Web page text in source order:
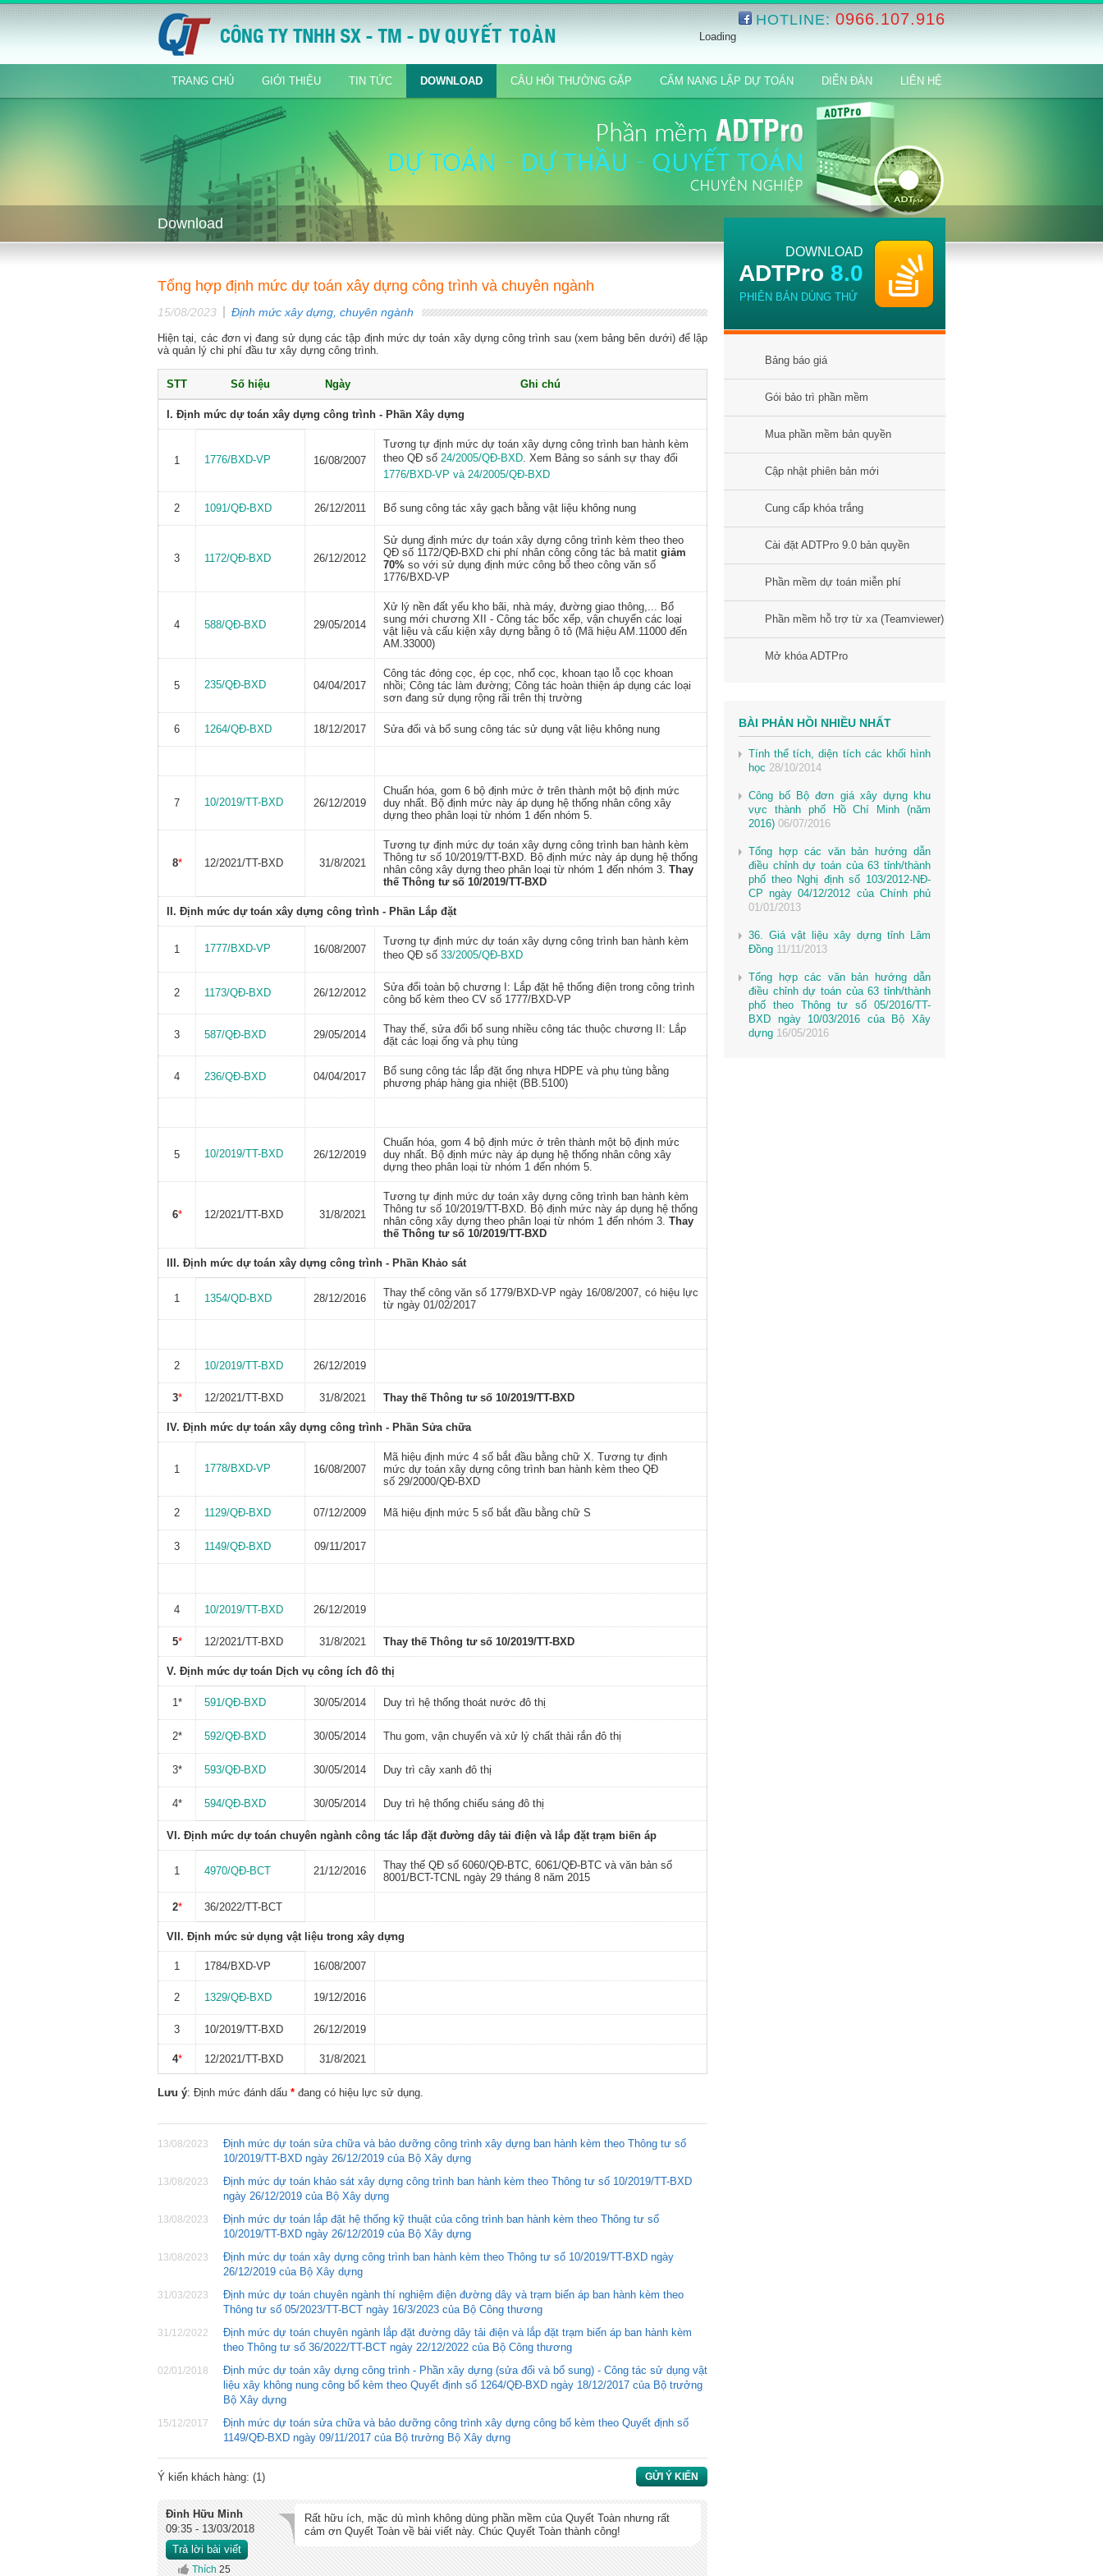
HOTLINE:0966.107.916
Loading
TRANG CHỦ GIỚI THIỆU TIN TỨC DOWNLOAD CÂU HỎI THƯỜNG GẶP CẨM NANG LẬP DỰ TOÁN DIỄN ĐÀN LIÊN HỆ
Download
Tổng hợp định mức dự toán xây dựng công trình và chuyên ngành
15/08/2023 Định mức xây dựng, chuyên ngành
Hiện tại, các đơn vị đang sử dụng các tập định mức dự toán xây dựng công trình sau (xem bảng bên dưới) để lập
và quản lý chi phí đầu tư xây dựng công trình.
STT Số hiệu Ngày Ghi chú
I. Định mức dự toán xây dựng công trình - Phần Xây dựng
1 1776/BXD-VP 16/08/2007
Tương tự định mức dự toán xây dựng công trình ban hành kèm
theo QĐ số 24/2005/QĐ-BXD. Xem Bảng so sánh sự thay đổi
1776/BXD-VP và 24/2005/QĐ-BXD
2 1091/QĐ-BXD 26/12/2011 Bổ sung công tác xây gạch bằng vật liệu không nung
3 1172/QĐ-BXD 26/12/2012
Sử dụng định mức dự toán xây dựng công trình kèm theo theo
QĐ số 1172/QĐ-BXD chi phí nhân công công tác bả matit giảm
70% so với sử dụng định mức công bố theo công văn số
1776/BXD-VP
4 588/QĐ-BXD 29/05/2014
Xử lý nền đất yếu kho bãi, nhà máy, đường giao thông,... Bổ
sung mới chương XII - Công tác bốc xếp, vận chuyển các loại
vật liệu và cấu kiện xây dựng bằng ô tô (Mã hiệu AM.11000 đến
AM.33000)
5 235/QĐ-BXD 04/04/2017
Công tác đóng cọc, ép cọc, nhổ cọc, khoan tạo lỗ cọc khoan
nhồi; Công tác làm đường; Công tác hoàn thiện áp dụng các loại
sơn đang sử dụng rộng rãi trên thị trường
6 1264/QĐ-BXD 18/12/2017 Sửa đổi và bổ sung công tác sử dụng vật liệu không nung
7 10/2019/TT-BXD 26/12/2019
Chuẩn hóa, gom 6 bộ định mức ở trên thành một bộ định mức
duy nhất. Bộ định mức này áp dụng hệ thống nhân công xây
dựng theo phân loại từ nhóm 1 đến nhóm 5.
8* 12/2021/TT-BXD 31/8/2021
Tương tự định mức dự toán xây dựng công trình ban hành kèm
Thông tư số 10/2019/TT-BXD. Bộ định mức này áp dụng hệ thống
nhân công xây dựng theo phân loại từ nhóm 1 đến nhóm 3. Thay
thế Thông tư số 10/2019/TT-BXD
II. Định mức dự toán xây dựng công trình - Phần Lắp đặt
1 1777/BXD-VP 16/08/2007
Tương tự định mức dự toán xây dựng công trình ban hành kèm
theo QĐ số 33/2005/QĐ-BXD
2 1173/QĐ-BXD 26/12/2012
Sửa đổi toàn bộ chương I: Lắp đặt hệ thống điện trong công trình
công bố kèm theo CV số 1777/BXD-VP
3 587/QĐ-BXD 29/05/2014 Thay thế, sửa đổi bổ sung nhiều công tác thuộc c hương II: Lắp
đặt các loại ống và phụ tùng
4 236/QĐ-BXD 04/04/2017
Bổ sung công tác lắp đặt ống nhựa HDPE và phụ tùng bằng
phương pháp hàng gia nhiệt (BB.5100)
5 10/2019/TT-BXD 26/12/2019
Chuẩn hóa, gom 4 bộ định mức ở trên thành một bộ định mức
duy nhất. Bộ định mức này áp dụng hệ thống nhân công xây
dựng theo phân loại từ nhóm 1 đến nhóm 5.
6* 12/2021/TT-BXD 31/8/2021
Tương tự định mức dự toán xây dựng công trình ban hành kèm
Thông tư số 10/2019/TT-BXD. Bộ định mức này áp dụng hệ thống
nhân công xây dựng theo phân loại từ nhóm 1 đến nhóm 3. Thay
thế Thông tư số 10/2019/TT-BXD
III. Định mức dự toán xây dựng công trình - Phần Khảo sát
1 1354/QD-BXD 28/12/2016
Thay thế công văn số 1779/BXD-VP ngày 16/08/2007, có hiệu lực
từ ngày 01/02/2017
2 10/2019/TT-BXD 26/12/2019
3* 12/2021/TT-BXD 31/8/2021 Thay thế Thông tư số 10/2019/TT-BXD
IV. Định mức dự toán xây dựng công trình - Phần Sửa chữa
1 1778/BXD-VP 16/08/2007
Mã hiệu định mức 4 số bắt đầu bằng chữ X. Tương tự định
mức dự toán xây dựng công trình ban hành kèm theo QĐ
số 29/2000/QĐ-BXD
2 1129/QĐ-BXD 07/12/2009 Mã hiệu định mức 5 số bắt đầu bằng chữ S
3 1149/QĐ-BXD 09/11/2017
4 10/2019/TT-BXD 26/12/2019
5* 12/2021/TT-BXD 31/8/2021 Thay thế Thông tư số 10/2019/TT-BXD
V. Định mức dự toán Dịch vụ công ích đô thị
1* 591/QĐ-BXD 30/05/2014 Duy trì hệ thống thoát nước đô thị
2* 592/QĐ-BXD 30/05/2014 Thu gom, vận chuyển và xử lý chất thải rắn đô thị
3* 593/QĐ-BXD 30/05/2014 Duy trì cây xanh đô thị
4* 594/QĐ-BXD 30/05/2014 Duy trì hệ thống chiếu sáng đô thị
VI. Định mức dự toán chuyên ngành công tác lắp đặt đường dây tải điện và lắp đặt trạm biến áp
1 4970/QĐ-BCT 21/12/2016
Thay thế QĐ số 6060/QĐ-BTC, 6061/QĐ-BTC và văn bản số
8001/BCT-TCNL ngày 29 tháng 8 năm 2015
2* 36/2022/TT-BCT
VII. Định mức sử dụng vật liệu trong xây dựng
1 1784/BXD-VP 16/08/2007
2 1329/QĐ-BXD 19/12/2016
3 10/2019/TT-BXD 26/12/2019
4* 12/2021/TT-BXD 31/8/2021
Lưu ý: Định mức đánh dấu * đang có hiệu lực sử dụng.
13/08/2023
Định mức dự toán sửa chữa và bảo dưỡng công trình xây dựng ban hành kèm theo Thông tư số
10/2019/TT-BXD ngày 26/12/2019 của Bộ Xây dựng
13/08/2023
Định mức dự toán khảo sát xây dựng công trình ban hành kèm theo Thông tư số 10/2019/TT-BXD
ngày 26/12/2019 của Bộ Xây dựng
13/08/2023
Định mức dự toán lắp đặt hệ thống kỹ thuật của công trình ban hành kèm theo Thông tư số
10/2019/TT-BXD ngày 26/12/2019 của Bộ Xây dựng
13/08/2023
Định mức dự toán xây dựng công trình ban hành kèm theo Thông tư số 10/2019/TT-BXD ngày
26/12/2019 của Bộ Xây dựng
31/03/2023
Định mức dự toán chuyên ngành thí nghiệm điện đường dây và trạm biến áp ban hành kèm theo
Thông tư số 05/2023/TT-BCT ngày 16/3/2023 của Bộ Công thương
31/12/2022
Định mức dự toán chuyên ngành lắp đặt đường dây tải điện và lắp đặt trạm biến áp ban hành kèm
theo Thông tư số 36/2022/TT-BCT ngày 22/12/2022 của Bộ Công thương
02/01/2018
Định mức dự toán xây dựng công trình - Phần xây dựng (sửa đổi và bổ sung) - Công tác sử dụng vật
liệu xây không nung công bố kèm theo Quyết định số 1264/QĐ-BXD ngày 18/12/2017 của Bộ trưởng
Bộ Xây dựng
15/12/2017
Định mức dự toán sửa chữa và bảo dưỡng công trình xây dựng công bố kèm theo Quyết định số
1149/QĐ-BXD ngày 09/11/2017 của Bộ trưởng Bộ Xây dựng
Ý kiến khách hàng: (1) GỬI Ý KIẾN
Đinh Hữu Minh
09:35 - 13/03/2018
Trả lời bài viết
Thích 25
Rất hữu ích, mặc dù mình không dùng phần mềm của Quyết Toàn nhưng rất
cám ơn Quyết Toàn về bài viết này. Chúc Quyết Toàn thành công!
DOWNLOAD
ADTPro 8.0
PHIÊN BẢN DÙNG THỬ
Bảng báo giá
Gói bảo trì phần mềm
Mua phần mềm bản quyền
Cập nhật phiên bản mới
Cung cấp khóa trắng
Cài đặt ADTPro 9.0 bản quyền
Phần mềm dự toán miễn phí
Phần mềm hỗ trợ từ xa (Teamviewer)
Mở khóa ADTPro
BÀI PHẢN HỒI NHIỀU NHẤT
Tính thể tích, diện tích các khối hình
học 28/10/2014
Công bố Bộ đơn giá xây dựng khu
vực thành phố Hồ Chí Minh (năm
2016) 06/07/2016
Tổng hợp các văn bản hướng dẫn
điều chỉnh dự toán của 63 tỉnh/thành
phố theo Nghị định số 103/2012-NĐ-
CP ngày 04/12/2012 của Chính phủ
01/01/2013
36. Giá vật liệu xây dựng tỉnh Lâm
Đồng 11/11/2013
Tổng hợp các văn bản hướng dẫn
điều chỉnh dự toán của 63 tỉnh/thành
phố theo Thông tư số 05/2016/TT-
BXD ngày 10/03/2016 của Bộ Xây
dựng 16/05/2016